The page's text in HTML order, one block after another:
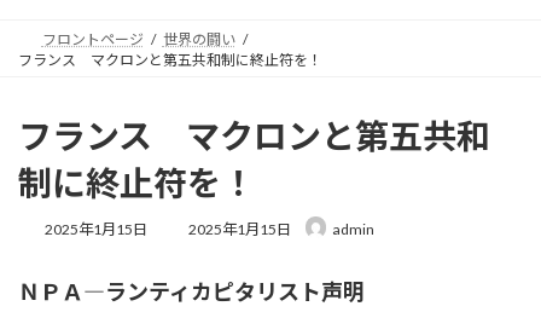
フロントページ
世界の闘い
フランス マクロンと第五共和制に終止符を！
フランス マクロンと第五共和
制に終止符を！
2025年1月15日
最
新
2025年1月15日 admin
ＮＰＡ―ランティカピタリスト声明